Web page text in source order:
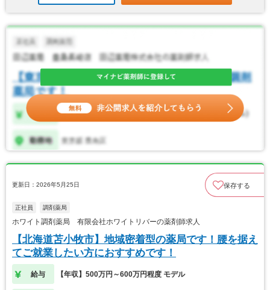
更新日：2026年5月25日 保存する
正社員 調剤薬局
ホワイト調剤薬局 有限会社ホワイトリバーの薬剤師求人
【北海道苫小牧市】地域密着型の薬局です！腰を据え
てご就業したい方におすすめです！
給与 【年収】500万円～600万円程度 モデル